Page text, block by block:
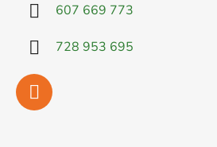
607 669 773
728 953 695